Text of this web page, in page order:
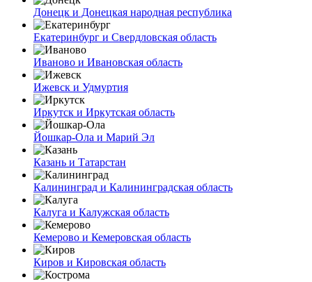
Донецк и Донецкая народная республика
Екатеринбург и Свердловская область
Иваново и Ивановская область
Ижевск и Удмуртия
Иркутск и Иркутская область
Йошкар-Ола и Марий Эл
Казань и Татарстан
Калининград и Калининградская область
Калуга и Калужская область
Кемерово и Кемеровская область
Киров и Кировская область